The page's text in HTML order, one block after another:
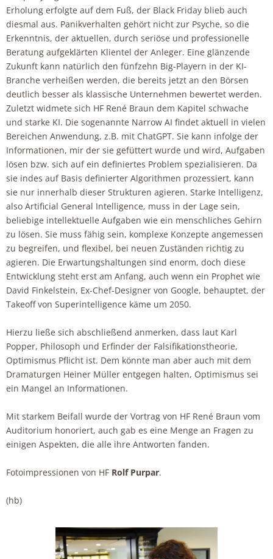
Erholung erfolgte auf dem Fuß, der Black Friday blieb auch
diesmal aus. Panikverhalten gehört nicht zur Psyche, so die
Erkenntnis, der aktuellen, durch seriöse und professionelle
Beratung aufgeklärten Klientel der Anleger. Eine glänzende
Zukunft kann natürlich den fünfzehn Big-Playern in der KI-
Branche verheißen werden, die bereits jetzt an den Börsen
deutlich besser als klassische Unternehmen bewertet werden.
Zuletzt widmete sich HF René Braun dem Kapitel schwache
und starke KI. Die sogenannte Narrow AI findet aktuell in vielen
Bereichen Anwendung, z.B. mit ChatGPT. Sie kann infolge der
Informationen, mir der sie gefüttert wurde und wird, Aufgaben
lösen bzw. sich auf ein definiertes Problem spezialisieren. Da
sie indes auf Basis definierter Algorithmen prozessiert, kann
sie nur innerhalb dieser Strukturen agieren. Starke Intelligenz,
also Artificial General Intelligence, muss in der Lage sein,
beliebige intellektuelle Aufgaben wie ein menschliches Gehirn
zu lösen. Sie muss fähig sein, komplexe Konzepte angemessen
zu begreifen, und flexibel, bei neuen Zuständen richtig zu
agieren. Die Erwartungshaltungen sind enorm, doch diese
Entwicklung steht erst am Anfang, auch wenn ein Prophet wie
David Finkelstein, Ex-Chef-Designer von Google, behauptet, der
Takeoff von Superintelligence käme um 2050.
Hierzu ließe sich abschließend anmerken, dass laut Karl
Popper, Philosoph und Erfinder der Falsifikationstheorie,
Optimismus Pflicht ist. Dem könnte man aber auch mit dem
Dramaturgen Heiner Müller entgegen halten, Optimismus sei
ein Mangel an Informationen.
Mit starkem Beifall wurde der Vortrag von HF René Braun vom
Auditorium honoriert, auch gab es eine Menge an Fragen zu
einigen Aspekten, die alle ihre Antworten fanden.
Fotoimpressionen von HF Rolf Purpar.
(hb)